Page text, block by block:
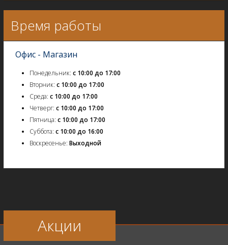
Время работы
Офис - Магазин
Понедельник: с 10:00 до 17:00
Вторник: с 10:00 до 17:00
Среда: с 10:00 до 17:00
Четверг: с 10:00 до 17:00
Пятница: с 10:00 до 17:00
Суббота: с 10:00 до 16:00
Воскресенье: Выходной
Акции